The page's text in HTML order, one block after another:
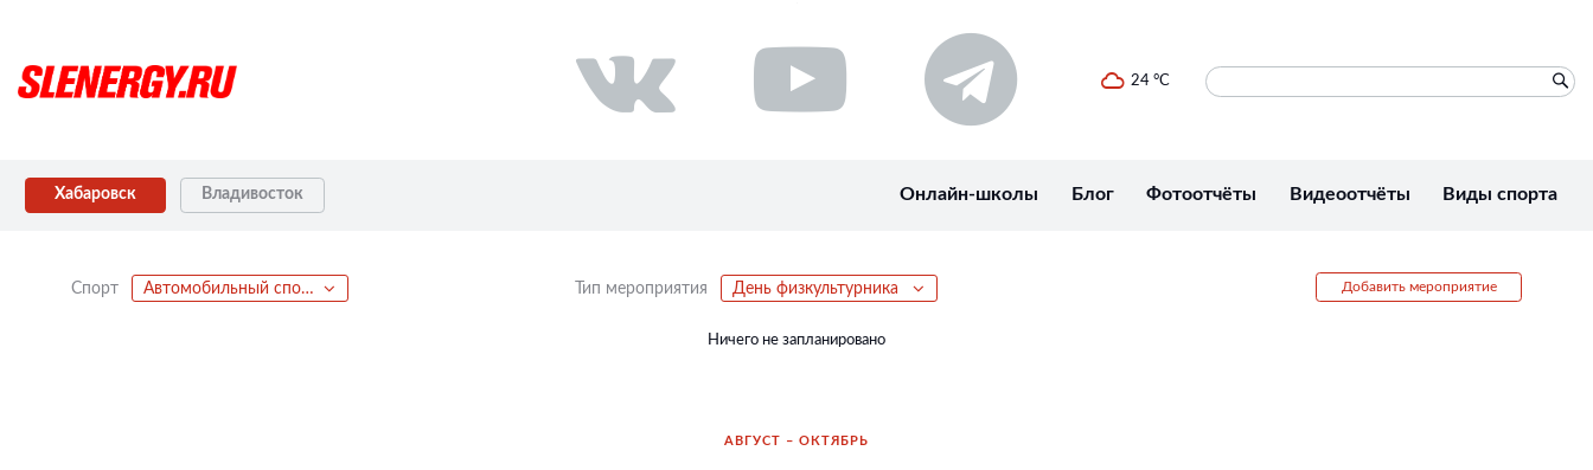
24 °C
Хабаровск Владивосток Онлайн-школы Блог Фотоотчёты Видеоотчёты Виды спорта
Спорт Автомобильный спорт Тип мероприятия День физкультурника Добавить мероприятие
Ничего не запланировано
АВГУСТ – ОКТЯБРЬ